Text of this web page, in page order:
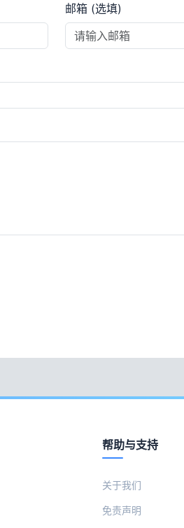
邮箱 (选填)
帮助与支持
关于我们
免责声明